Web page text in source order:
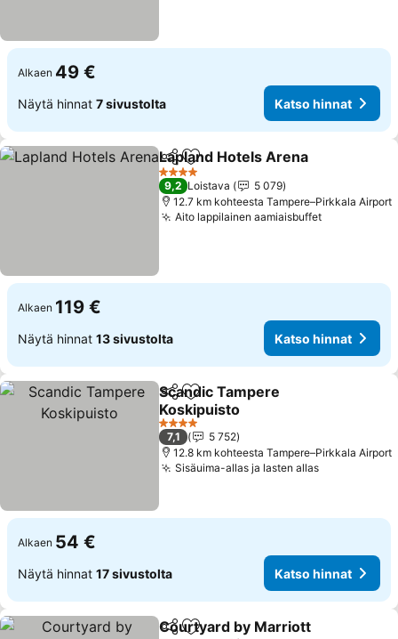
Alkaen 49 €
Näytä hinnat 7 sivustolta Katso hinnat
Jaa Lisää suosikkeihin
Lapland Hotels Arena
4 Tähtiluokitus
9,2 Loistava
5 079
12.7 km kohteesta Tampere–Pirkkala Airport
Aito lappilainen aamiaisbuffetKatso
Alkaen 119 €
Näytä hinnat 13 sivustolta Katso hinnat
Jaa Lisää suosikkeihin
Scandic Tampere
Koskipuisto
Katso hinnat
4 Tähtiluokitus
7,1
5 752
12.8 km kohteesta Tampere–Pirkkala Airport
Sisäuima-allas ja lasten allasKatso
Alkaen 54 €
Näytä hinnat 17 sivustolta Katso hinnat
Jaa
Courtyard by Marriott